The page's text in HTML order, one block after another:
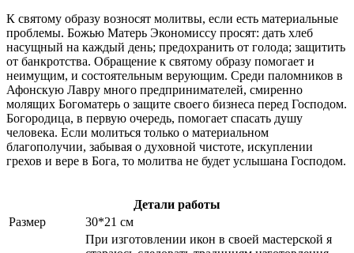
К святому образу возносят молитвы, если есть материальные
проблемы. Божью Матерь Экономиссу просят: дать хлеб
насущный на каждый день; предохранить от голода; защитить
от банкротства. Обращение к святому образу помогает и
неимущим, и состоятельным верующим. Среди паломников в
Афонскую Лавру много предпринимателей, смиренно
молящих Богоматерь о защите своего бизнеса перед Господом.
Богородица, в первую очередь, помогает спасать душу
человека. Если молиться только о материальном
благополучии, забывая о духовной чистоте, искуплении
грехов и вере в Бога, то молитва не будет услышана Господом.
Детали работы
Размер
30*21 см
При изготовлении икон в своей мастерской я